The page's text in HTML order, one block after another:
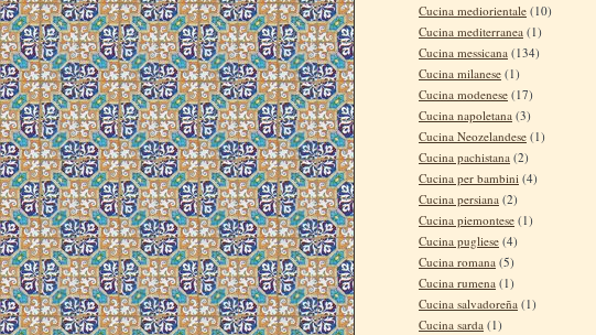
Cucina mediorientale (10)
Cucina mediterranea (1)
Cucina messicana (134)
Cucina milanese (1)
Cucina modenese (17)
Cucina napoletana (3)
Cucina Neozelandese (1)
Cucina pachistana (2)
Cucina per bambini (4)
Cucina persiana (2)
Cucina piemontese (1)
Cucina pugliese (4)
Cucina romana (5)
Cucina rumena (1)
Cucina salvadoreña (1)
Cucina sarda (1)